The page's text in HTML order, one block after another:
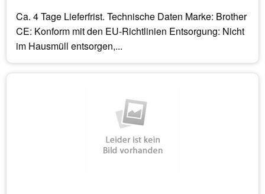
Ca. 4 Tage Lieferfrist. Technische Daten Marke: Brother
CE: Konform mit den EU-Richtlinien Entsorgung: Nicht
im Hausmüll entsorgen,...